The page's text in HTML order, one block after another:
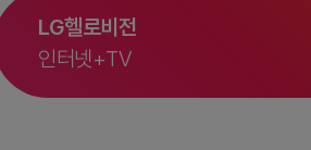
LG헬로비전
인터넷+TV